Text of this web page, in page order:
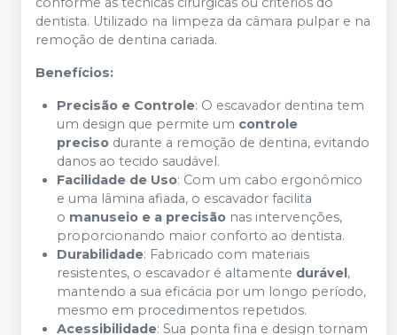
dentista. Utilizado na limpeza da câmara pulpar e na
remoção de dentina cariada.
Benefícios:
Precisão e Controle: O escavador dentina tem
um design que permite um controle
preciso durante a remoção de dentina, evitando
danos ao tecido saudável.
Facilidade de Uso: Com um cabo ergonômico
e uma lâmina afiada, o escavador facilita
o manuseio e a precisão nas intervenções,
proporcionando maior conforto ao dentista.
Durabilidade: Fabricado com materiais
resistentes, o escavador é altamente durável,
mantendo a sua eficácia por um longo período,
mesmo em procedimentos repetidos.
Acessibilidade: Sua ponta fina e design tornam